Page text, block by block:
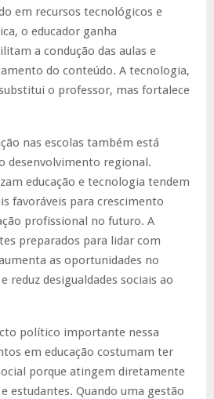
em recursos tecnológicos e
o educador ganha
a condução das aulas e
do conteúdo. A tecnologia,
o professor, mas fortalece
nas escolas também está
desenvolvimento regional.
educação e tecnologia tendem
favoráveis para crescimento
profissional no futuro. A
preparados para lidar com
as oportunidades no
reduz desigualdades sociais ao
político importante nessa
em educação costumam ter
porque atingem diretamente
estudantes. Quando uma gestão